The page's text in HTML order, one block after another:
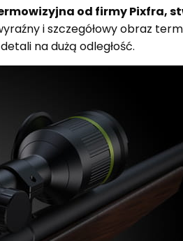
od firmy Pixfra,
i szczegółowy obraz
na dużą odległość.